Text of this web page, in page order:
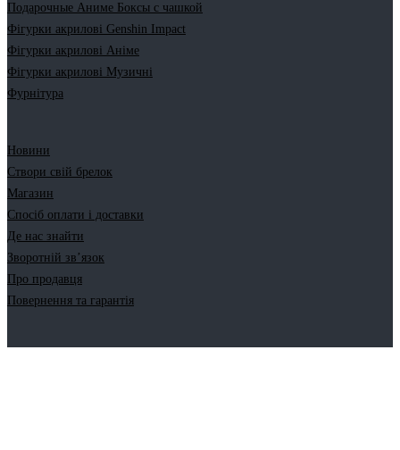
Подарочные Аниме Боксы с чашкой
Фігурки акрилові Genshin Impact
Фігурки акрилові Аніме
Фігурки акрилові Музичні
Фурнітура
Новини
Створи свій брелок
Магазин
Спосіб оплати і доставки
Де нас знайти
Зворотній зв’язок
Про продавця
Повернення та гарантія